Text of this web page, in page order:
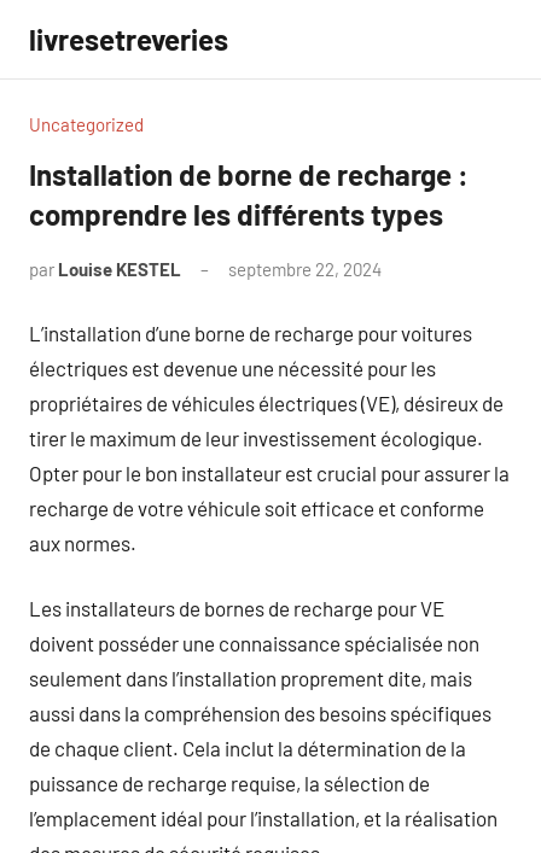
contenu
livresetreveries
Uncategorized
Installation de borne de recharge :
comprendre les différents types
par Louise KESTEL septembre 22, 2024
L’installation d’une borne de recharge pour voitures
électriques est devenue une nécessité pour les
propriétaires de véhicules électriques (VE), désireux de
tirer le maximum de leur investissement écologique.
Opter pour le bon installateur est crucial pour assurer la
recharge de votre véhicule soit efficace et conforme
aux normes.
Les installateurs de bornes de recharge pour VE
doivent posséder une connaissance spécialisée non
seulement dans l’installation proprement dite, mais
aussi dans la compréhension des besoins spécifiques
de chaque client. Cela inclut la détermination de la
puissance de recharge requise, la sélection de
l’emplacement idéal pour l’installation, et la réalisation